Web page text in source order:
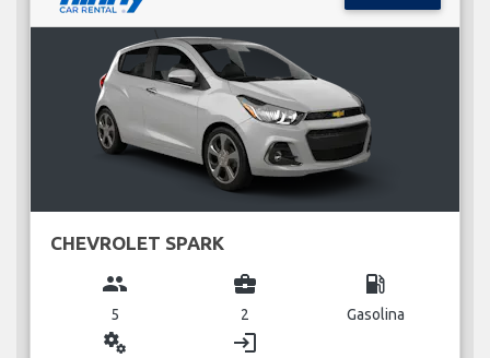
CHEVROLET SPARK
group
5
business_center
2
local_gas_station
Gasolina
miscellaneous_services login